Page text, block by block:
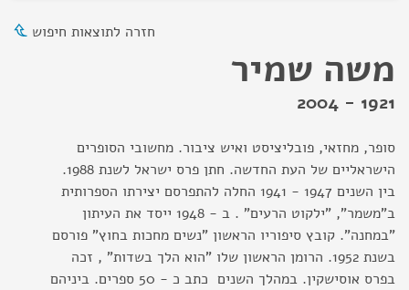
חזרה לתוצאות חיפוש
משה שמיר
1921 - 2004
סופר, מחזאי, פובליציסט ואיש ציבור. מחשובי הסופרים
הישראליים של העת החדשה. חתן פרס ישראל לשנת 1988.
בין השנים 1947 - 1941 החלה להתפרסם יצירתו הספרותית
ב"משמר", "ילקוט הרעים" . ב - 1948 ייסד את העיתון
"במחנה". קובץ סיפוריו הראשון "נשים מחכות בחוץ" פורסם
בשנת 1952. הרומן הראשון שלו "הוא הלך בשדות" , זכה
בפרס אוסישקין. במהלך השנים כתב כ - 50 ספרים. ביניהם